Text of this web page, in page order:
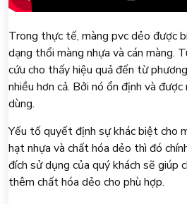
Trong thực tế, màng pvc dẻo được
dạng thổi màng nhựa và cán màng.
cứu cho thấy hiệu quả đến từ
nhiều hơn cả. Bởi nó ổn định và
dùng.
Yếu tố quyết định sự khác biệt cho
hạt nhựa và chất hóa dẻo thì đó
đích sử dụng của quý khách sẽ giúp
thêm chất hóa dẻo cho phù hợp.